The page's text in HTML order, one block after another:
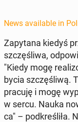
News available in
Za­py­tana kiedyś
szczęśli­wa,
"Kiedy mogę
bycia szczęśli­wą.
pracuję i mogę
w sercu. Nauka
ca" – pod­kreśliła.